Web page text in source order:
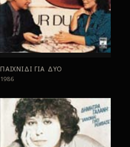
ΠΑΙΧΝΙΔΙ ΓΙΑ ΔΥΟ
1986